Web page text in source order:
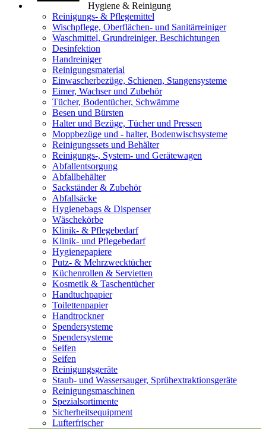
Hygiene & Reinigung
Reinigungs- & Pflegemittel
Wischpflege, Oberflächen- und Sanitärreiniger
Waschmittel, Grundreiniger, Beschichtungen
Desinfektion
Handreiniger
Reinigungsmaterial
Einwascherbezüge, Schienen, Stangensysteme
Eimer, Wachser und Zubehör
Tücher, Bodentücher, Schwämme
Besen und Bürsten
Halter und Bezüge, Tücher und Pressen
Moppbezüge und - halter, Bodenwischsysteme
Reinigungssets und Behälter
Reinigungs-, System- und Gerätewagen
Abfallentsorgung
Abfallbehälter
Sackständer & Zubehör
Abfallsäcke
Hygienebags & Dispenser
Wäschekörbe
Klinik- & Pflegebedarf
Klinik- und Pflegebedarf
Hygienepapiere
Putz- & Mehrzwecktücher
Küchenrollen & Servietten
Kosmetik & Taschentücher
Handtuchpapier
Toilettenpapier
Handtrockner
Spendersysteme
Spendersysteme
Seifen
Seifen
Reinigungsgeräte
Staub- und Wassersauger, Sprühextraktionsgeräte
Reinigungsmaschinen
Spezialsortimente
Sicherheitsequipment
Lufterfrischer